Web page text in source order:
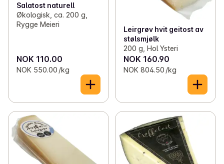
Salatost naturell
Økologisk, ca. 200 g,
Rygge Meieri
NOK 110.00
NOK 550.00 /kg
Leirgrøv hvit geitost av
stølsmjølk
200 g, Hol Ysteri
NOK 160.90
NOK 804.50 /kg